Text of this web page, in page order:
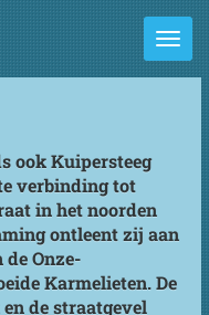
ook Kuipersteeg
verbinding tot
in het noorden
ontleent zij aan
Onze-
Karmelieten. De
de straatgevel